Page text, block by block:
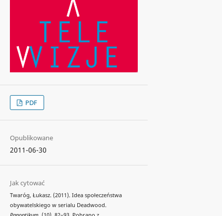
PDF
Opublikowane
2011-06-30
Jak cytować
Twaróg, Łukasz. (2011). Idea społeczeństwa
obywatelskiego w serialu Deadwood.